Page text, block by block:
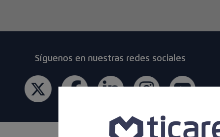
Síguenos en nuestras redes sociales